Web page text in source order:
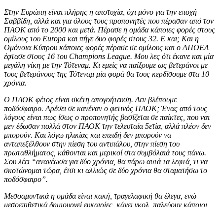
Στην Ευρώπη είναι πλήρης η αποτυχία, όχι μόνο για την εποχή
Σαββίδη, αλλά και για όλους τους προπονητές που πέρασαν από τον
ΠΑΟΚ από το 2000 και μετά. Πέρασε η ομάδα κάποιες φορές στους
ομίλους του Europa και πήγε δυο φορές στους 32. Ε και; Και η
Ομόνοια Κύπρου κάποιες φορές πέρασε σε ομίλους και ο ΑΠΟΕΛ
έφτασε στους 16 του Champions League. Μου λες ότι έκανε και μία
μεγάλη νίκη με την Τότεναμ. Κι εμείς να παίξουμε ως βετεράνοι με
τους βετεράνους της Τότεναμ μία φορά θα τους κερδίσουμε στα 10
χρόνια.
Ο ΠΑΟΚ φέτος είναι σκέτη απογοήτευση. Δεν βλέπουμε
ποδόσφαιρο. Αρέσει σε κανέναν ο φετινός ΠΑΟΚ; Ένας από τους
λόγους είναι πως ίσως ο προπονητής βασίζεται σε παίκτες, που ναι
μεν έδωσαν πολλά στον ΠΑΟΚ την τελευταία 5ετία, αλλά πλέον δεν
μπορούν. Και λόγω ηλικίας και επειδή δεν μπορούν να
ανταπεξέλθουν στην πίεση του αντιπάλου, στην πίεση του
πρωταθλήματος, κάθονται και μερικοί στα συμβόλαιά τους πάνω.
Σου λέει “ανανέωσα για δύο χρόνια, θα πάρω αυτά τα λεφτά, τι να
σκοτώνομαι τώρα, έτσι κι αλλιώς σε δύο χρόνια θα σταματήσω το
ποδόσφαιρο”.
Μεσοαμυντικά η ομάδα είναι κακή, τραγελαφική θα έλεγα, ενώ
μεσοεπιθετικά δημιουργεί ευκαιρίες, κάνει γκολ, παλεύουν κάποιοι